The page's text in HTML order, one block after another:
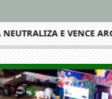
E VENCE